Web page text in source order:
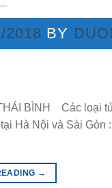
2018 BY
BÌNH Các loại
Hà Nội và Sài Gòn
→